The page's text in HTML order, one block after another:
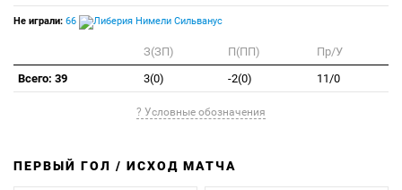
Не играли: 66 Нимели Сильванус
З(ЗП) П(ПП)
Пр/У
Всего: 39
3(0) -2(0) 11/0
? Условные обозначения
ПЕРВЫЙ ГОЛ / ИСХОД МАТЧА